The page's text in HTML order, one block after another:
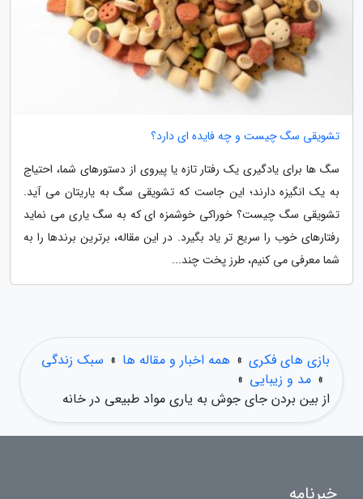
تشویقی سگ چیست و چه فایده ای دارد؟
سگ ها برای یادگیری یک رفتار تازه یا پیروی از دستورهای شما، احتیاج
به یک انگیزه دارند؛ این جاست که تشویقی سگ به یاریتان می آید.
تشویقی سگ چیست؟ خوراکی خوشمزه ای که به سگ یاری می نماید
رفتارهای خوب را سریع تر یاد بگیرد. در این مقاله، برترین برندها را به
شما معرفی می کنیم، طرز پخت چند...
بازی های فکری » همه اخبار و مقاله ها » سبک زندگی
» مد و زیبایی »
از بین بردن جای جوش به یاری مواد طبیعی در خانه